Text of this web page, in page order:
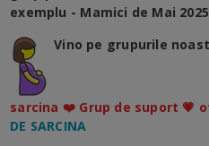
exemplu - Mamici de Mai
Vino pe grupurile
sarcina ❤️ Grup de suport 💗
DE SARCINA